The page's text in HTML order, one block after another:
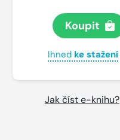
Koupit
Ihned ke stažení
Jak číst e-knihu?